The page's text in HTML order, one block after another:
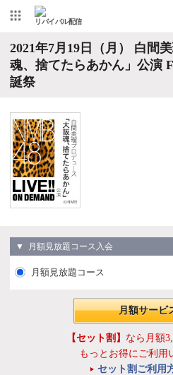
リバイバル配信
2021年7月19日（月） 白間
魂、捨てたらあかん」公演
誕祭
▼ 月額見放題コース入会
月額見放題コース
月額サービ
【セット割】 なら月額
もっとお得にご利用
セット割ご利用